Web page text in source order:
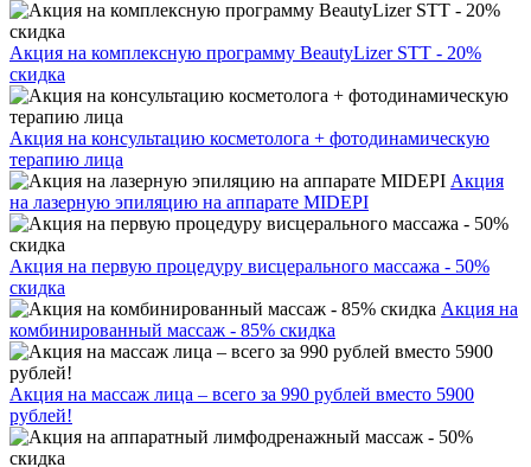
Акция на комплексную программу BeautyLizer STT - 20%
скидка
Акция на консультацию косметолога + фотодинамическую
терапию лица
Акция
на лазерную эпиляцию на аппарате MIDEPI
Акция на первую процедуру висцерального массажа - 50%
скидка
Акция на
комбинированный массаж - 85% скидка
Акция на массаж лица – всего за 990 рублей вместо 5900
рублей!